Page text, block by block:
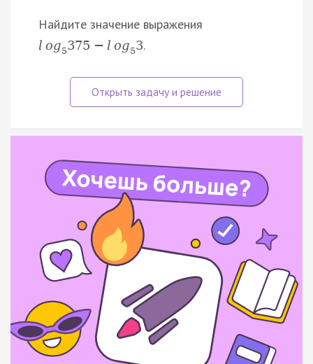
Найдите значение выражения
l og5375 − l og53.